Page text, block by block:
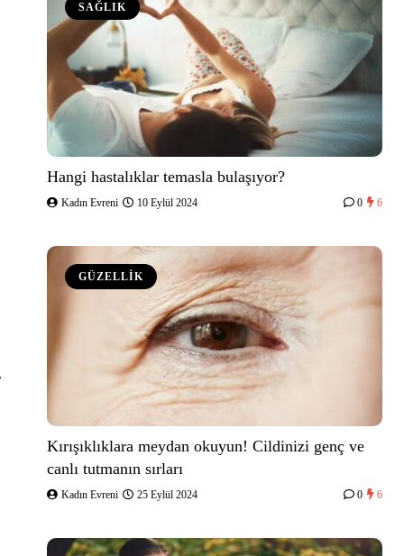
SAĞLIK
Hangi hastalıklar temasla bulaşıyor?
Kadın Evreni 10 Eylül 2024 0 6
GÜZELLİK
Kırışıklıklara meydan okuyun! Cildinizi genç ve
canlı tutmanın sırları
Kadın Evreni 25 Eylül 2024 0 6